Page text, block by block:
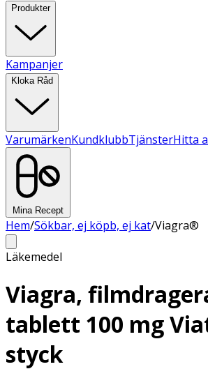
Produkter
Kampanjer
Kloka Råd
VarumärkenKundklubbTjänsterHitta
Mina Recept
Hem/Sökbar, ej köpb, ej kat/Viagra®
Läkemedel
Viagra,
tablett 100 mg
styck